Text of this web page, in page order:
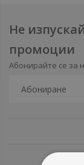
Не
промоции
Абонирайте се за